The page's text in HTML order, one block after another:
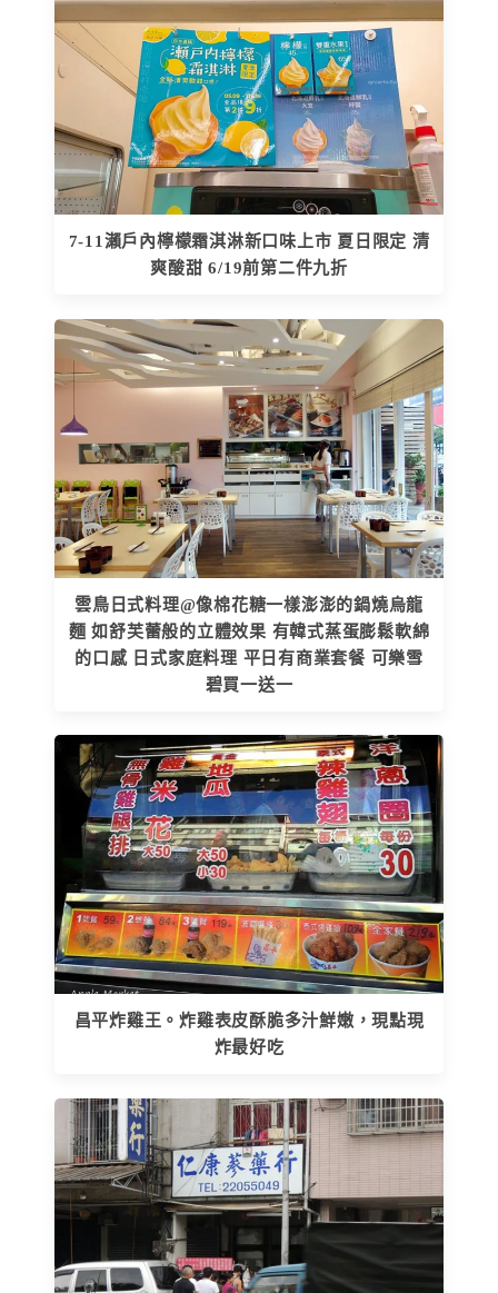
7-11瀨戶內檸檬霜淇淋新口味上市 夏日限定 清
爽酸甜 6/19前第二件九折
雲鳥日式料理@像棉花糖一樣澎澎的鍋燒烏龍
麵 如舒芙蕾般的立體效果 有韓式蒸蛋膨鬆軟綿
的口感 日式家庭料理 平日有商業套餐 可樂雪
碧買一送一
昌平炸雞王。炸雞表皮酥脆多汁鮮嫩，現點現
炸最好吃